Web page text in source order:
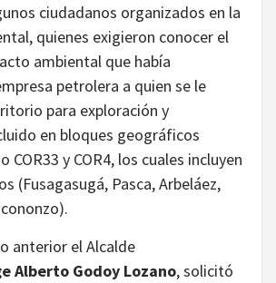
ciudadanos organizados en la
quienes exigieron conocer el
ambiental que había
petrolera a quien se le
para exploración y
en bloques geográficos
COR33 y COR4, los cuales incluyen
(Fusagasugá, Pasca, Arbeláez,
anterior el Alcalde
Alberto Godoy Lozano, solicitó